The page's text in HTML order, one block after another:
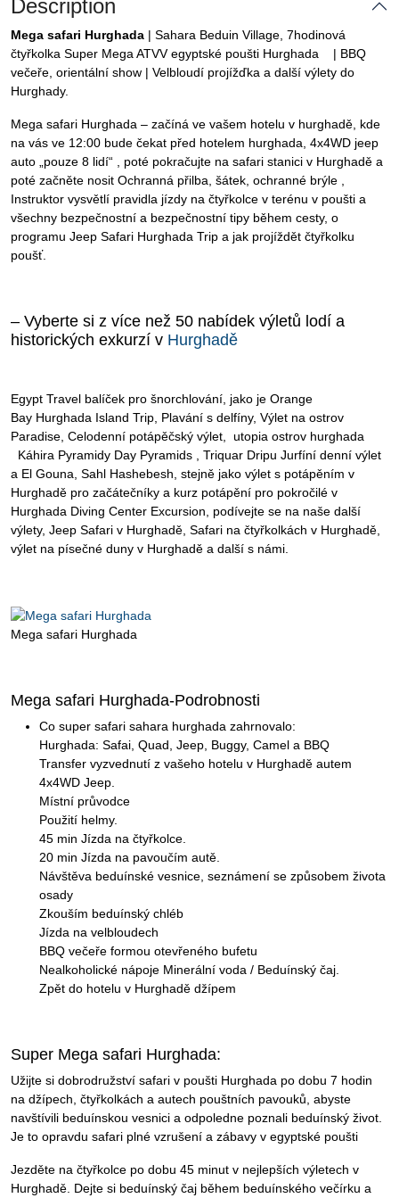
Description
Mega safari Hurghada | Sahara Beduin Village, 7hodinová
čtyřkolka Super Mega ATVV egyptské poušti Hurghada | BBQ
večeře, orientální show | Velbloudí projížďka a další výlety do
Hurghady.
Mega safari Hurghada – začíná ve vašem hotelu v hurghadě, kde
na vás ve 12:00 bude čekat před hotelem hurghada, 4x4WD jeep
auto „pouze 8 lidí“ , poté pokračujte na safari stanici v Hurghadě a
poté začněte nosit Ochranná přilba, šátek, ochranné brýle ,
Instruktor vysvětlí pravidla jízdy na čtyřkolce v terénu v poušti a
všechny bezpečnostní a bezpečnostní tipy během cesty, o
programu Jeep Safari Hurghada Trip a jak projíždět čtyřkolku
poušť.
– Vyberte si z více než 50 nabídek výletů lodí a
historických exkurzí v Hurghadě
Egypt Travel balíček pro šnorchlování, jako je Orange
Bay Hurghada Island Trip, Plavání s delfíny, Výlet na ostrov
Paradise, Celodenní potápěčský výlet, utopia ostrov hurghada
Káhira Pyramidy Day Pyramids , Triquar Dripu Jurfíní denní výlet
a El Gouna, Sahl Hashebesh, stejně jako výlet s potápěním v
Hurghadě pro začátečníky a kurz potápění pro pokročilé v
Hurghada Diving Center Excursion, podívejte se na naše další
výlety, Jeep Safari v Hurghadě, Safari na čtyřkolkách v Hurghadě,
výlet na písečné duny v Hurghadě a další s námi.
Mega safari Hurghada
Mega safari Hurghada-Podrobnosti
Co super safari sahara hurghada zahrnovalo:
Hurghada: Safai, Quad, Jeep, Buggy, Camel a BBQ
Transfer vyzvednutí z vašeho hotelu v Hurghadě autem
4x4WD Jeep.
Místní průvodce
Použití helmy.
45 min Jízda na čtyřkolce.
20 min Jízda na pavoučím autě.
Návštěva beduínské vesnice, seznámení se způsobem života
osady
Zkouším beduínský chléb
Jízda na velbloudech
BBQ večeře formou otevřeného bufetu
Nealkoholické nápoje Minerální voda / Beduínský čaj.
Zpět do hotelu v Hurghadě džípem
Super Mega safari Hurghada:
Užijte si dobrodružství safari v poušti Hurghada po dobu 7 hodin
na džípech, čtyřkolkách a autech pouštních pavouků, abyste
navštívili beduínskou vesnici a odpoledne poznali beduínský život.
Je to opravdu safari plné vzrušení a zábavy v egyptské poušti
Jezděte na čtyřkolce po dobu 45 minut v nejlepších výletech v
Hurghadě. Dejte si beduínský čaj během beduínského večírku a